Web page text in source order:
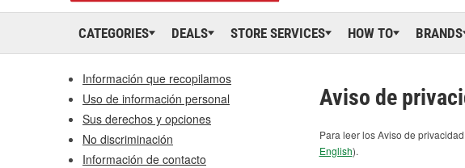
CATEGORIES DEALS STORE SERVICES HOW TO BRANDS
Información que recopilamos
Uso de información personal
Sus derechos y opciones
No discriminación
Información de contacto
Aviso de
Para leer los Aviso de
English).